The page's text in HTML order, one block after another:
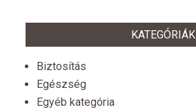
KATEGÓRIÁK
Biztosítás
Egészség
Egyéb kategória